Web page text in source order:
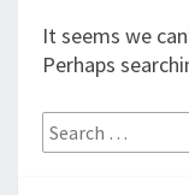
BOOKING
FOREDRAG
It seems we
Perhaps
Search
for: